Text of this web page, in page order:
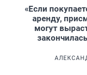
«Если
аренду,
могут